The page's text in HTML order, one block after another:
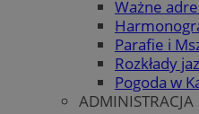
Ważne
Parafie i
Rozkłady
Pogoda w
ADMINISTRACJA